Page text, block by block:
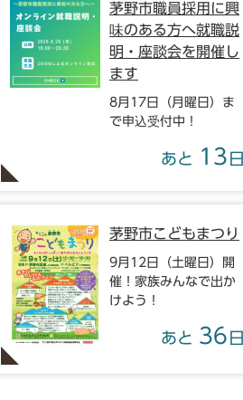
茅野市職員採用に興
味のある方へ就職説
明・座談会を開催し
ます
8月17日（月曜日）ま
で申込受付中！
あと 13 日
茅野市こどもまつり
9月12日（土曜日）開
催！家族みんなで出か
けよう！
あと 36 日